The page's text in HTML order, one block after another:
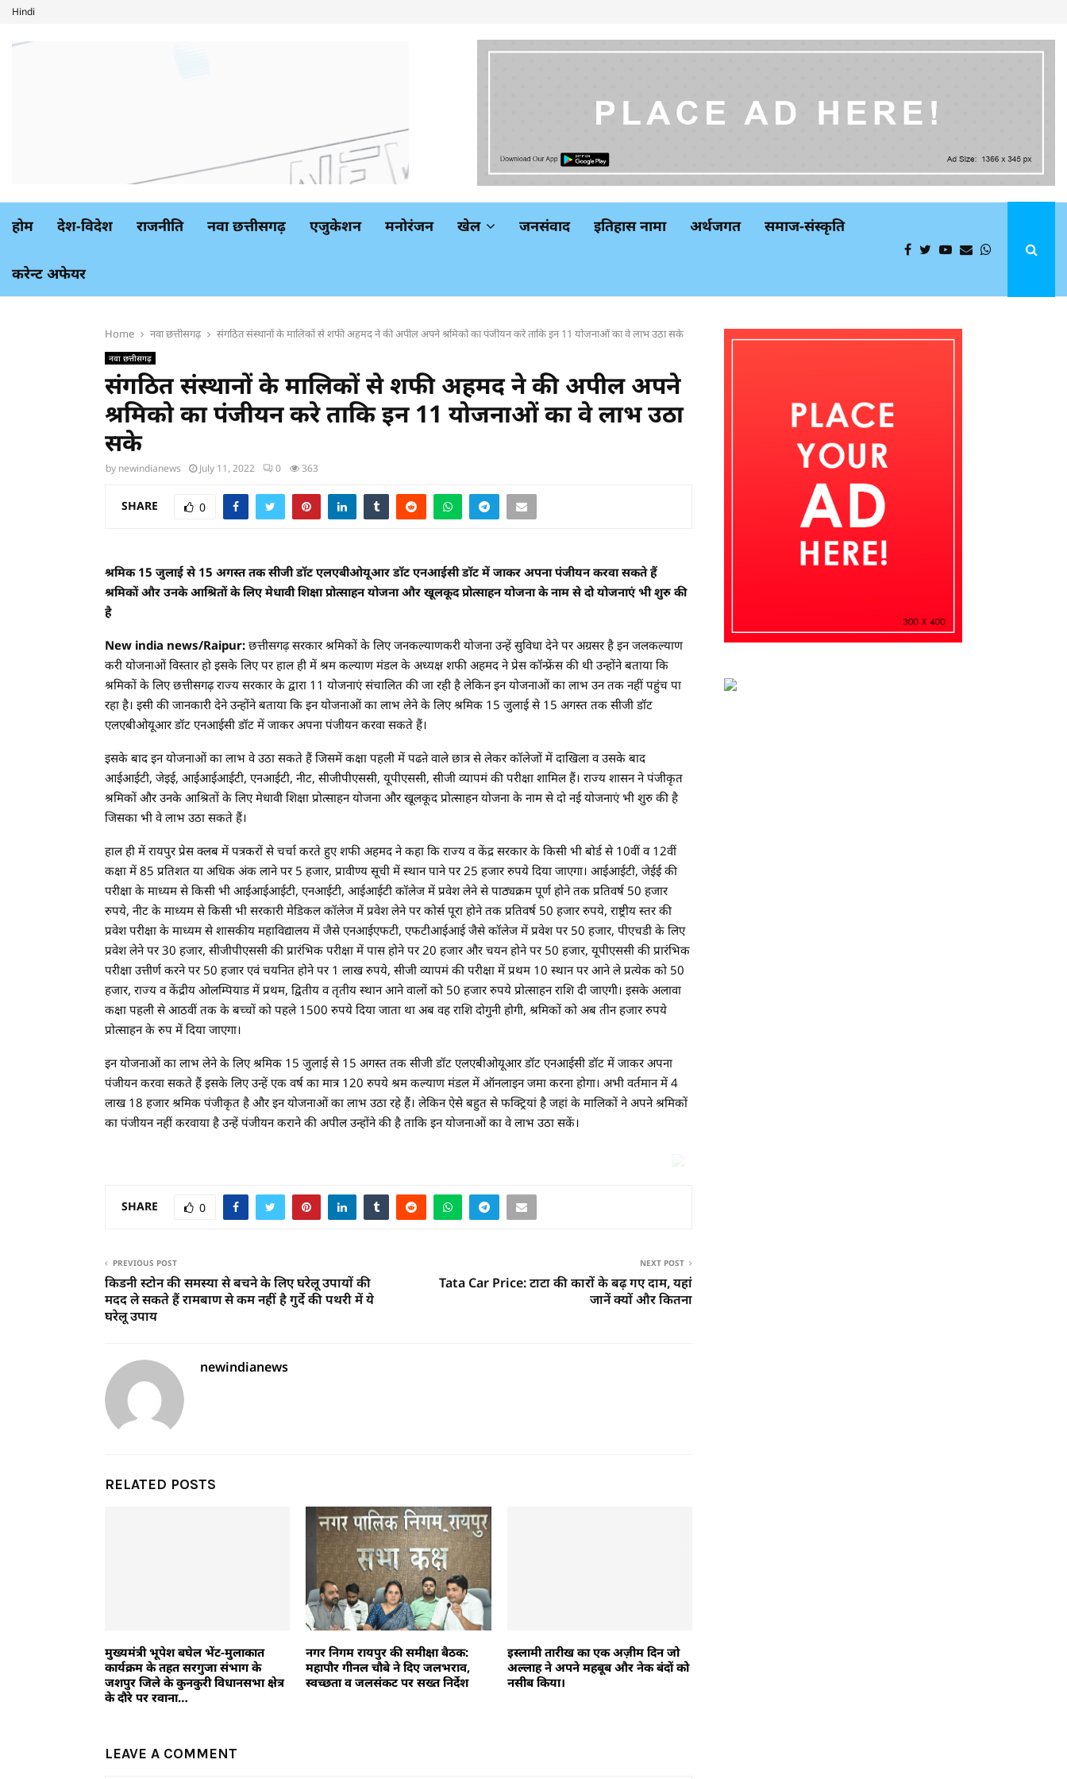
Hindi
होम देश-विदेश राजनीति नवा छत्तीसगढ़ एजुकेशन मनोरंजन खेल जनसंवाद इतिहास नामा अर्थजगत समाज-संस्कृति
करेन्ट अफेयर
Home नवा छत्तीसगढ़ संगठित संस्थानों के मालिकों से शफी अहमद ने की अपील अपने श्रमिको का पंजीयन करे ताकि इन 11 योजनाओं का वे लाभ उठा सके
नवा छत्तीसगढ़
संगठित संस्थानों के मालिकों से शफी अहमद ने की अपील अपने
श्रमिको का पंजीयन करे ताकि इन 11 योजनाओं का वे लाभ उठा
सके
by newindianews July 11, 2022 0 363
SHARE 0
श्रमिक 15 जुलाई से 15 अगस्त तक सीजी डॉट एलएबीओयूआर डॉट एनआईसी डॉट में जाकर अपना पंजीयन करवा सकते हैं
श्रमिकों और उनके आश्रितों के लिए मेधावी शिक्षा प्रोत्साहन योजना और खूलकूद प्रोत्साहन योजना के नाम से दो योजनाएं भी शुरु की
है
New india news/Raipur: छत्तीसगढ़ सरकार श्रमिकों के लिए जनकल्याणकरी योजना उन्हें सुविधा देने पर अग्रसर है इन जलकल्याण
करी योजनाओं विस्तार हो इसके लिए पर हाल ही में श्रम कल्याण मंडल के अध्यक्ष शफी अहमद ने प्रेस कॉन्फ्रेंस की थी उन्होंने बताया कि
श्रमिकों के लिए छत्तीसगढ़ राज्य सरकार के द्वारा 11 योजनाएं संचालित की जा रही है लेकिन इन योजनाओं का लाभ उन तक नहीं पहुंच पा
रहा है। इसी की जानकारी देने उन्होंने बताया कि इन योजनाओं का लाभ लेने के लिए श्रमिक 15 जुलाई से 15 अगस्त तक सीजी डॉट
एलएबीओयूआर डॉट एनआईसी डॉट में जाकर अपना पंजीयन करवा सकते हैं।
इसके बाद इन योजनाओं का लाभ वे उठा सकते हैं जिसमें कक्षा पहली में पढऩे वाले छात्र से लेकर कॉलेजों में दाखिला व उसके बाद
आईआईटी, जेइई, आईआईआईटी, एनआईटी, नीट, सीजीपीएससी, यूपीएससी, सीजी व्यापमं की परीक्षा शामिल हैं। राज्य शासन ने पंजीकृत
श्रमिकों और उनके आश्रितों के लिए मेधावी शिक्षा प्रोत्साहन योजना और खूलकूद प्रोत्साहन योजना के नाम से दो नई योजनाएं भी शुरु की है
जिसका भी वे लाभ उठा सकते हैं।
हाल ही में रायपुर प्रेस क्लब में पत्रकरों से चर्चा करते हुए शफी अहमद ने कहा कि राज्य व केंद्र सरकार के किसी भी बोर्ड से 10वीं व 12वीं
कक्षा में 85 प्रतिशत या अधिक अंक लाने पर 5 हजार, प्रावीण्य सूची में स्थान पाने पर 25 हजार रुपये दिया जाएगा। आईआईटी, जेईई की
परीक्षा के माध्यम से किसी भी आईआईआईटी, एनआईटी, आईआईटी कॉलेज में प्रवेश लेने से पाठ्यक्रम पूर्ण होने तक प्रतिवर्ष 50 हजार
रुपये, नीट के माध्यम से किसी भी सरकारी मेडिकल कॉलेज में प्रवेश लेने पर कोर्स पूरा होने तक प्रतिवर्ष 50 हजार रुपये, राष्ट्रीय स्तर की
प्रवेश परीक्षा के माध्यम से शासकीय महाविद्यालय में जैसे एनआईएफटी, एफटीआईआई जैसे कॉलेज में प्रवेश पर 50 हजार, पीएचडी के लिए
प्रवेश लेने पर 30 हजार, सीजीपीएससी की प्रारंभिक परीक्षा में पास होने पर 20 हजार और चयन होने पर 50 हजार, यूपीएससी की प्रारंभिक
परीक्षा उत्तीर्ण करने पर 50 हजार एवं चयनित होने पर 1 लाख रुपये, सीजी व्यापमं की परीक्षा में प्रथम 10 स्थान पर आने ले प्रत्येक को 50
हजार, राज्य व केंद्रीय ओलम्पियाड में प्रथम, द्वितीय व तृतीय स्थान आने वालों को 50 हजार रुपये प्रोत्साहन राशि दी जाएगी। इसके अलावा
कक्षा पहली से आठवीं तक के बच्चों को पहले 1500 रुपये दिया जाता था अब वह राशि दोगुनी होगी, श्रमिकों को अब तीन हजार रुपये
प्रोत्साहन के रुप में दिया जाएगा।
इन योजनाओं का लाभ लेने के लिए श्रमिक 15 जुलाई से 15 अगस्त तक सीजी डॉट एलएबीओयूआर डॉट एनआईसी डॉट में जाकर अपना
पंजीयन करवा सकते हैं इसके लिए उन्हें एक वर्ष का मात्र 120 रुपये श्रम कल्याण मंडल में ऑनलाइन जमा करना होगा। अभी वर्तमान में 4
लाख 18 हजार श्रमिक पंजीकृत है और इन योजनाओं का लाभ उठा रहे हैं। लेकिन ऐसे बहुत से फक्ट्रियां है जहां के मालिकों ने अपने श्रमिकों
का पंजीयन नहीं करवाया है उन्हें पंजीयन कराने की अपील उन्होंने की है ताकि इन योजनाओं का वे लाभ उठा सकें।
SHARE 0
PREVIOUS POST
किडनी स्टोन की समस्या से बचने के लिए घरेलू उपायों की
मदद ले सकते हैं रामबाण से कम नहीं है गुर्दे की पथरी में ये
घरेलू उपाय
NEXT POST
Tata Car Price: टाटा की कारों के बढ़ गए दाम, यहां
जानें क्यों और कितना
newindianews
RELATED POSTS
मुख्यमंत्री भूपेश बघेल भेंट-मुलाकात
कार्यक्रम के तहत सरगुजा संभाग के
जशपुर जिले के कुनकुरी विधानसभा क्षेत्र
के दौरे पर रवाना…
नगर निगम रायपुर की समीक्षा बैठक:
महापौर गीनल चौबे ने दिए जलभराव,
स्वच्छता व जलसंकट पर सख्त निर्देश
इस्लामी तारीख का एक अज़ीम दिन जो
अल्लाह ने अपने महबूब और नेक बंदों को
नसीब किया।
LEAVE A COMMENT